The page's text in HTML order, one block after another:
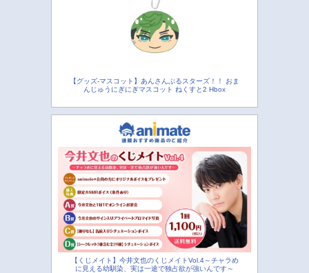
【グッズ-マスコット】あんさんぶるスターズ！！ おま
んじゅうにぎにぎマスコット ねくすと2 Hbox
【くじメイト】今井文也のくじメイトVol.4～チャラめ
に見える幼馴染、実は一途で独占欲が強いんです～